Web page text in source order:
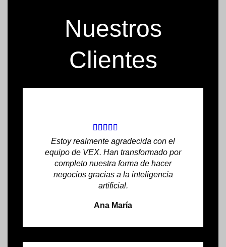
Nuestros
Clientes
Estoy realmente agradecida con el
equipo de VEX. Han transformado por
completo nuestra forma de hacer
negocios gracias a la inteligencia
artificial.
Ana María